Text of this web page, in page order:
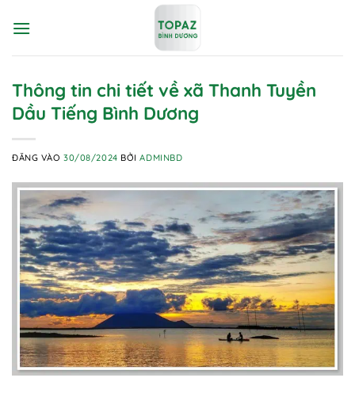
qua
Thông tin chi tiết về xã Thanh Tuyền
Dầu Tiếng Bình Dương
ĐĂNG VÀO30/08/2024 BỞIADMINBD